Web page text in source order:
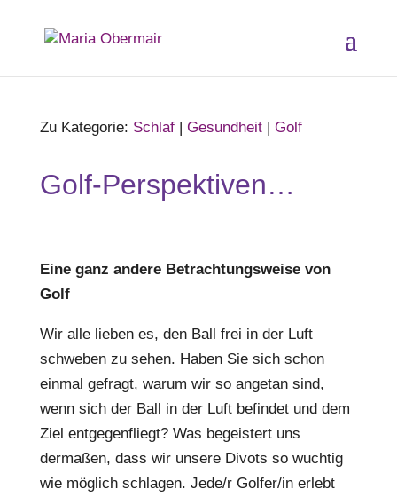
Zu Kategorie: Schlaf| Gesundheit| Golf
Golf-Perspektiven…
Eine ganz andere Betrachtungsweise von
Golf
Wir alle lieben es, den Ball frei in der Luft
schweben zu sehen. Haben Sie sich schon
einmal gefragt, warum wir so angetan sind,
wenn sich der Ball in der Luft befindet und dem
Ziel entgegenfliegt? Was begeistert uns
dermaßen, dass wir unsere Divots so wuchtig
wie möglich schlagen. Jede/r Golfer/in erlebt